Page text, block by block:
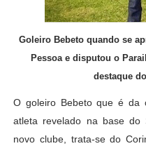
Goleiro Bebeto quando se
Pessoa e disputou o
destaque
O goleiro Bebeto que é da
atleta revelado na base do
novo clube, trata-se do